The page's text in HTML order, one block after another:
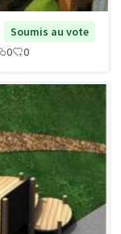
Soumis au vote
0 0